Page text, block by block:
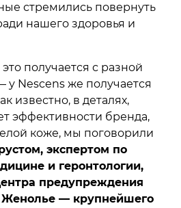
стремились повернуть
нашего здоровья и
получается с разной
у Nescens же получается
известно, в деталях,
эффективности бренда,
коже, мы поговорили
экспертом по
и геронтологии,
предупреждения
Женолье — крупнейшего